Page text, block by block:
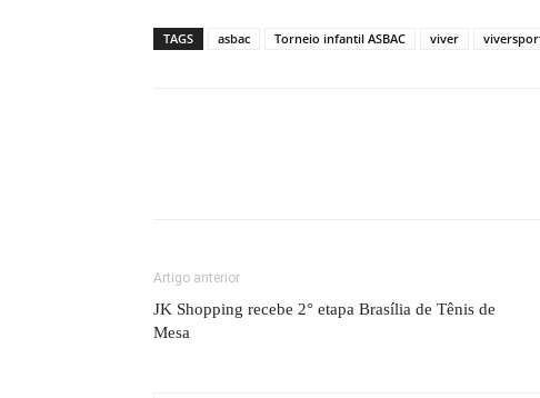
TAGS asbac Torneio infantil ASBAC viver
Artigo anterior
JK Shopping recebe 2° etapa Brasília de Tênis de
Mesa